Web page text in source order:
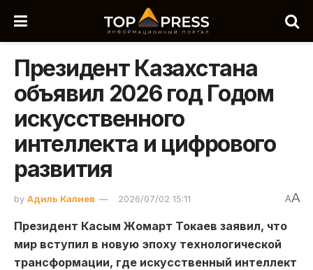
Президент Казахстана
объявил 2026 год Годом
искусственного
интеллекта и цифрового
развития
by Адиль Калиев 2026/07/02 15:11 AA
Президент Касым Жомарт Токаев заявил, что
мир вступил в новую эпоху технологической
трансформации, где искусственный интеллект